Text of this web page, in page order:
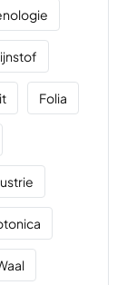
Folia